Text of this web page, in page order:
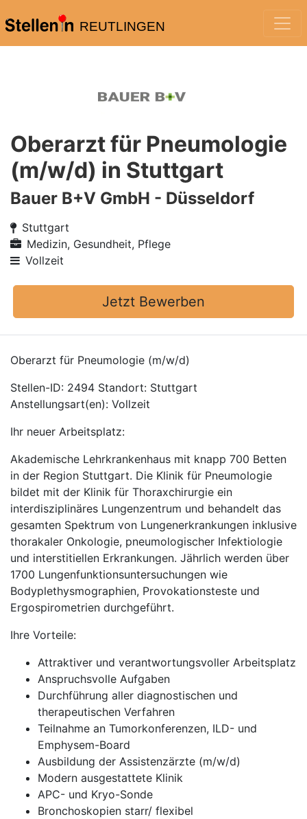
REUTLINGEN
Oberarzt für Pneumologie
(m/w/d) in Stuttgart
Bauer B+V GmbH - Düsseldorf
Stuttgart
Medizin, Gesundheit, Pflege
Vollzeit
Jetzt Bewerben
Oberarzt für Pneumologie (m/w/d)
Stellen-ID: 2494 Standort: Stuttgart
Anstellungsart(en): Vollzeit
Ihr neuer Arbeitsplatz:
Akademische Lehrkrankenhaus mit knapp 700 Betten
in der Region Stuttgart. Die Klinik für Pneumologie
bildet mit der Klinik für Thoraxchirurgie ein
interdisziplinäres Lungenzentrum und behandelt das
gesamten Spektrum von Lungenerkrankungen inklusive
thorakaler Onkologie, pneumologischer Infektiologie
und interstitiellen Erkrankungen. Jährlich werden über
1700 Lungenfunktionsuntersuchungen wie
Bodyplethysmographien, Provokationsteste und
Ergospirometrien durchgeführt.
Ihre Vorteile:
Attraktiver und verantwortungsvoller Arbeitsplatz
Anspruchsvolle Aufgaben
Durchführung aller diagnostischen und
therapeutischen Verfahren
Teilnahme an Tumorkonferenzen, ILD- und
Emphysem-Board
Ausbildung der Assistenzärzte (m/w/d)
Modern ausgestattete Klinik
APC- und Kryo-Sonde
Bronchoskopien starr/ flexibel